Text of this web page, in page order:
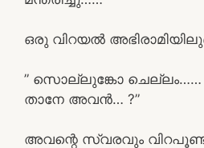
ഒരു വിറയൽ
” സൊല്ലുങ്കോ ചെല്ലം……
താനേ അവൻ… ?”
അവന്റെ സ്വരവും